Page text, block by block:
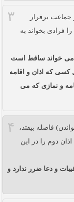
۳
جماعت برقرار
فرادی بخواند به
می خواند ساقط است
کسی که اذان و اقامه
و نمازی که می
۴
فاصله بیفتد،
دوم را در این
و دعا ضرر ندارد و